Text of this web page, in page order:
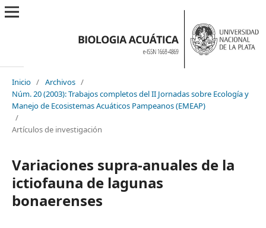
Inicio / Archivos /
Núm. 20 (2003): Trabajos completos del II Jornadas sobre Ecología y
Manejo de Ecosistemas Acuáticos Pampeanos (EMEAP)
/
Artículos de investigación
Variaciones supra-anuales de la
ictiofauna de lagunas
bonaerenses